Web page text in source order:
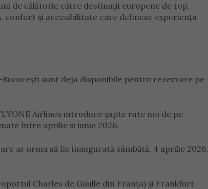
de călătorie către destinații europene de top,
și accesibilitate care definesc experiența
sunt deja disponibile pentru rezervare pe
Airlines introduce șapte rute noi de pe
între aprilie și iunie 2026.
ar urma să fie inaugurată sâmbătă, 4 aprilie 2026,
Charles de Gaulle din Franța) și Frankfurt